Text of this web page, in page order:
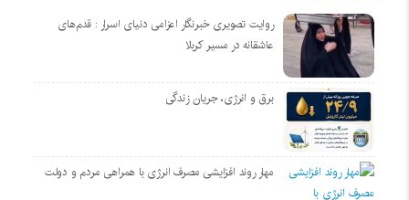
روایت تصویری خبرنگار اعزامی دنیای اسرار : قدم‌های
عاشقانه در مسیر کربلا
برق و انرژی، جریان زندگی
مهار روند افزایشی مصرف انرژی با همراهی مردم و دولت